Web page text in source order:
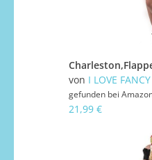
von I LOVE
gefunden bei
21,99 €